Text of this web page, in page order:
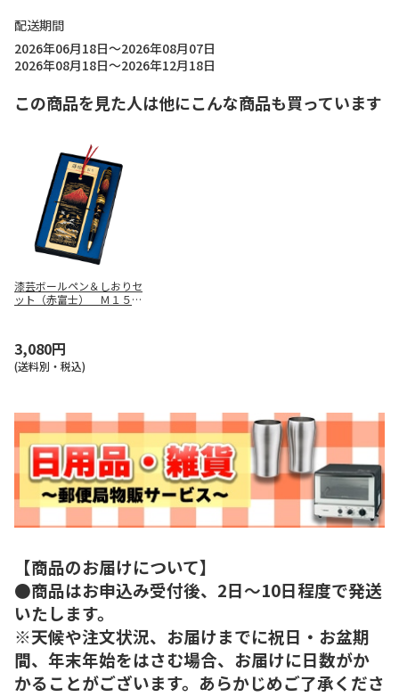
配送期間
2026年06月18日～2026年08月07日
2026年08月18日～2026年12月18日
この商品を見た人は他にこんな商品も買っています
漆芸ボールペン＆しおりセ
ット（赤富士） Ｍ１５７
3,080円
(送料別・税込)
【商品のお届けについて】
●商品はお申込み受付後、2日～10日程度で発送
いたします。
※天候や注文状況、お届けまでに祝日・お盆期
間、年末年始をはさむ場合、お届けに日数がか
かることがございます。あらかじめご了承くださ